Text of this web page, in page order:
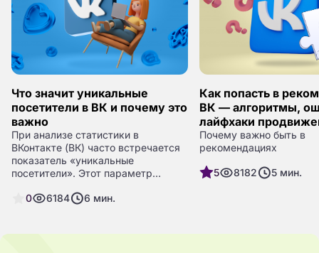
Что значит уникальные
посетители в ВК и почему это
важно
При анализе статистики в
ВКонтакте (ВК) часто встречается
показатель «уникальные
посетители». Этот параметр
людей зашли на страницу,
период.
0 6184 6 мин.
Как попасть в
ВК — алгоритмы,
лайфхаки
Почему важно быть в
рекомендациях
5 8182 5 мин.